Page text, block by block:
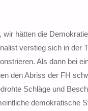
hätten die
verstieg sich in der
Als dann bei
den Abriss der FH
Schläge und
demokratische